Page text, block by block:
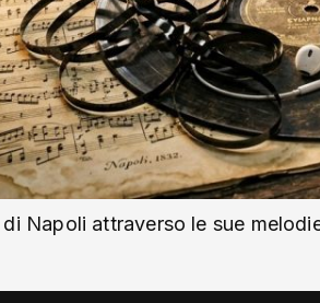
Napoli attraverso le sue